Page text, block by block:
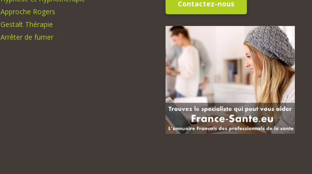
Approche Rogers
Gestalt Thérapie
Arrêter de fumer
Contactez-nous